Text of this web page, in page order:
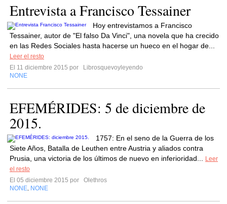
Entrevista a Francisco Tessainer
Hoy entrevistamos a Francisco
Tessainer, autor de "El falso Da Vinci", una novela que ha crecido
en las Redes Sociales hasta hacerse un hueco en el hogar de...
Leer el resto
El 11 diciembre 2015 por
Librosquevoyleyendo
NONE
EFEMÉRIDES: 5 de diciembre de
2015.
1757: En el seno de la Guerra de los
Siete Años, Batalla de Leuthen entre Austria y aliados contra
Prusia, una victoria de los últimos de nuevo en inferioridad...
Leer
el resto
El 05 diciembre 2015 por
Olethros
NONE NONE